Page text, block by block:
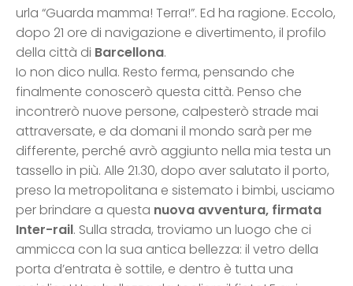
urla “Guarda mamma! Terra!”. Ed ha ragione. Eccolo,
dopo 21 ore di navigazione e divertimento, il profilo
della città di Barcellona.
Io non dico nulla. Resto ferma, pensando che
finalmente conoscerò questa città. Penso che
incontrerò nuove persone, calpesterò strade mai
attraversate, e da domani il mondo sarà per me
differente, perché avrò aggiunto nella mia testa un
tassello in più. Alle 21.30, dopo aver salutato il porto,
preso la metropolitana e sistemato i bimbi, usciamo
per brindare a questa nuova avventura, firmata
Inter-rail. Sulla strada, troviamo un luogo che ci
ammicca con la sua antica bellezza: il vetro della
porta d’entrata è sottile, e dentro è tutta una